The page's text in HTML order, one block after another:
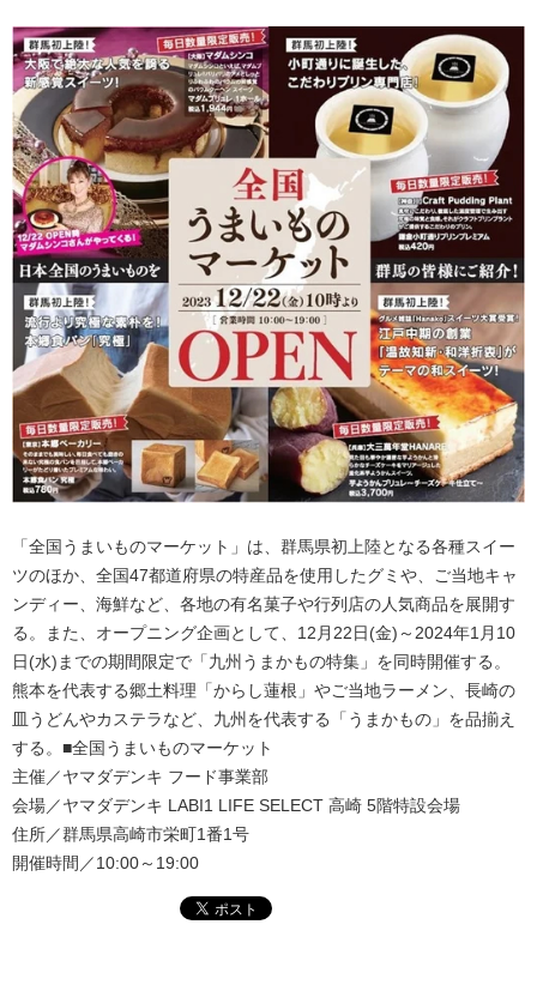
「全国うまいものマーケット」は、群馬県初上陸となる各種スイー
ツのほか、全国47都道府県の特産品を使用したグミや、ご当地キャ
ンディー、海鮮など、各地の有名菓子や行列店の人気商品を展開す
る。また、オープニング企画として、12月22日(金)～2024年1月10
日(水)までの期間限定で「九州うまかもの特集」を同時開催する。
熊本を代表する郷土料理「からし蓮根」やご当地ラーメン、長崎の
皿うどんやカステラなど、九州を代表する「うまかもの」を品揃え
する。■全国うまいものマーケット
主催／ヤマダデンキ フード事業部
会場／ヤマダデンキ LABI1 LIFE SELECT 高崎 5階特設会場
住所／群馬県高崎市栄町1番1号
開催時間／10:00～19:00